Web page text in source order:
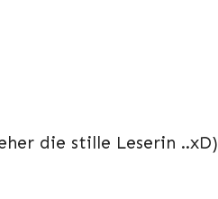
die stille Leserin ..xD)